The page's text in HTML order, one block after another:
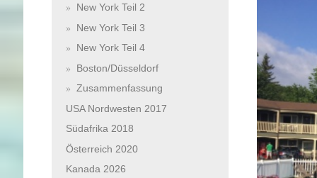
New York Teil 2
New York Teil 3
New York Teil 4
Boston/Düsseldorf
Zusammenfassung
USA Nordwesten 2017
Südafrika 2018
Österreich 2020
Kanada 2026